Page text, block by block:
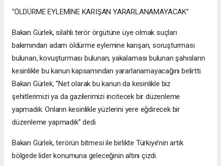
“ÖLDÜRME EYLEMİNE KARIŞAN YARARLANAMAYACAK”
Bakan Gürlek, silahlı terör örgütüne üye olmak suçları
bakımından adam öldürme eylemine karışan, soruşturması
bulunan, kovuşturması bulunan, yakalaması bulunan şahısların
kesinlikle bu kanun kapsamından yararlanamayacağını belirtti.
Bakan Gürlek, “Net olarak bu kanun da kesinlikle biz
şehitlerimizi ya da gazilerimizi incitecek bir düzenleme
yapmadık. Onların kesinlikle yüzlerini yere eğdirecek bir
düzenleme yapmadık” dedi.
Bakan Gürlek, terörün bitmesi ile birlikte Türkiye’nin artık
bölgede lider konumuna geleceğinin altını çizdi.